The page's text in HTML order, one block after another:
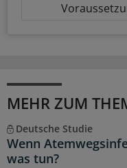
MEHR ZUM
Deutsche Studie
Wenn
was tun?